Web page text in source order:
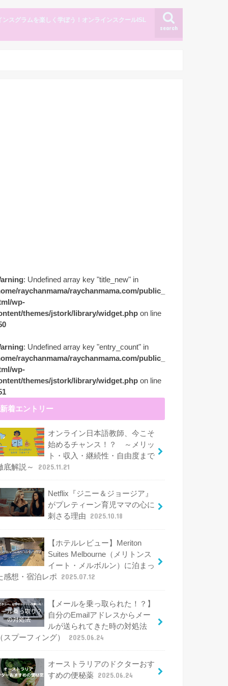
search
ンスグラムを楽しく学ぼう！オンラインスクールISL
: Undefined array key "title_new" in
raychanmama/raychanmama.com/public_
wp-
themes/jstork/library/widget.php on line
: Undefined array key "entry_count" in
raychanmama/raychanmama.com/public_
wp-
themes/jstork/library/widget.php on line
新着エントリー
オンライン日本語教師、今こそ
始めるチャンス！？ ～メリッ
ト・収入・継続性・自由度まで
底解説～
2025.11.21
Netflix『ジニー＆ジョージア』
がプレティーン育児ママの心に
刺さる理由
2025.10.18
【ホテルレビュー】Meriton
Suites Melbourne（メリトンス
イート・メルボルン）に泊まっ
感想・宿泊レポ
2025.07.12
【メールを乗っ取られた！？】
自分のEmailアドレスからメー
ルが送られてきた時の対処法
（スプーフィング）
2025.06.24
オーストラリアのドクターおす
すめの便秘薬 2025.06.24